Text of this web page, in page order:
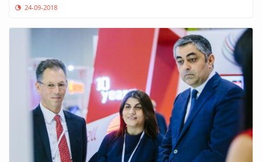
24-09-2018